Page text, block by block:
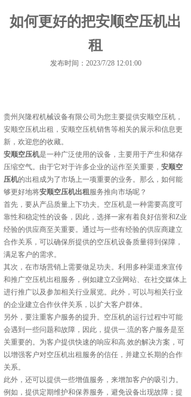
如何更好的把安顺空压机出
租
发布时间：2023/7/28 12:01:00
贵州兴隆程机械设备有限公司为您主要提供安顺空压机 ，
安顺空压机出租，安顺空压机销售等相关的展示和信息更
新，欢迎您的收藏。
安顺空压机是一种广泛使用的设备，主要用于产生和储存
压缩空气。由于它对于许多企业的运作至关重要，安顺空
压机的出租成为了市场上一项重要的业务。那么，如何能
够更好地将安顺空压机出租服务推向市场呢？
首先，要从产品质量上下功夫。空压机是一种需要高度可
靠性和稳定性的设备，因此，选择一家有着良好信誉和Z业
经验的供应商至关重要。通过与一些有经验的供应商建立
合作关系，可以确保所提供的空压机设备质量得到保障，
满足客户的需求。
其次，在市场营销上需要做足功夫。利用多种渠道来宣传
和推广空压机出租服务，例如建立Z业网站、在社交媒体上
进行推广以及参加相关行业展览。此外，可以与相关行业
的企业建立合作伙伴关系，以扩大客户群体。
另外，要注重客户服务的提升。空压机的运行过程中可能
会遇到一些问题和故障，因此，提供一.流的客户服务是至
关重要的。为客户提供快速的响应和高.效的解决方案，可
以增强客户对空压机出租服务的信任，并建立长期的合作
关系。
此外，还可以提供一些增值服务，来增加客户的吸引力。
例如，提供定期维护和保养服务，避免设备出现故障；提